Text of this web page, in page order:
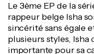
Le 3ème EP de la
rappeur belge Isha
sincérité sans égale
plusieurs styles,
importante pour sa